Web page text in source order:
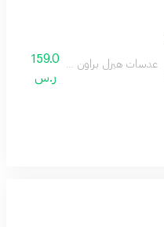
عدسات هيزل براون لون 3 شهور - 2 عدسات لاصقة من ليلى159.0
ر.س